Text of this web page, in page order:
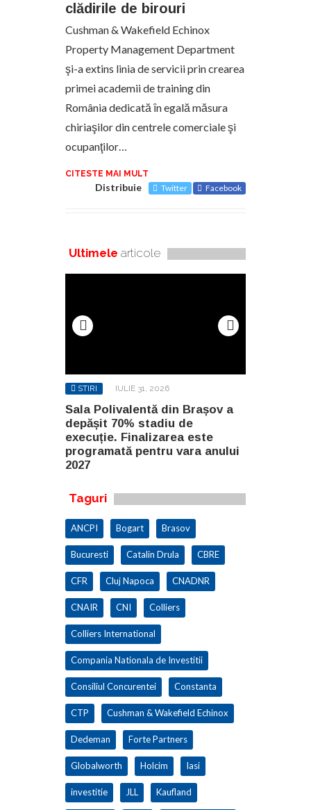
clădirile de birouri
Cushman & Wakefield Echinox
Property Management Department
şi-a extins linia de servicii prin crearea
primei academii de training din
România dedicată ȋn egală măsura
chiriaşilor din centrele comerciale şi
ocupanţilor…
CITESTE MAI MULT
Distribuie Twitter Facebook
Ultimele articole
STIRI IULIE 31, 2026
Sala Polivalentă din Brașov a
depășit 70% stadiu de
execuție. Finalizarea este
programată pentru vara anului
2027
Taguri
ANCPI Bogart Brasov
Bucuresti Catalin Drula CBRE
CFR Cluj Napoca CNADNR
CNAIR CNI Colliers
Colliers International
Compania Nationala de Investitii
Consiliul Concurentei Constanta
CTP Cushman & Wakefield Echinox
Dedeman Forte Partners
Globalworth Holcim Iasi
investitie JLL Kaufland